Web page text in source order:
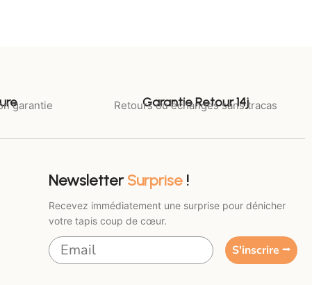
garantie Garantie Retour 14j
Retours ou échanges sans tracas
NewsletterSurprise !
Recevez immédiatement une surprise pour dénicher
votre tapis coup de cœur.
S'inscrire ⭢